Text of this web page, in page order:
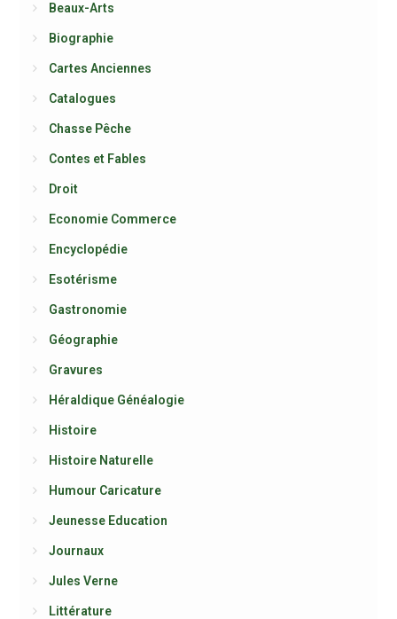
Beaux-Arts
Biographie
Cartes Anciennes
Catalogues
Chasse Pêche
Contes et Fables
Droit
Economie Commerce
Encyclopédie
Esotérisme
Gastronomie
Géographie
Gravures
Héraldique Généalogie
Histoire
Histoire Naturelle
Humour Caricature
Jeunesse Education
Journaux
Jules Verne
Littérature